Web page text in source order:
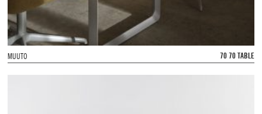
MUUTO 70 70 TABLE